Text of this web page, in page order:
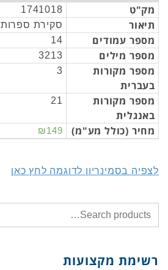
מק"ט
1741018
תיאור סקירת ספרות
מספר עמודים 14
מספר מילים 3213
מספר מקורות
בעברית
3
מספר מקורות
באנגלית
21
מחיר (כולל מע"מ) ₪149
לצפיה בסמינריון לדוגמה לחץ כאן
רשימת מקצועות